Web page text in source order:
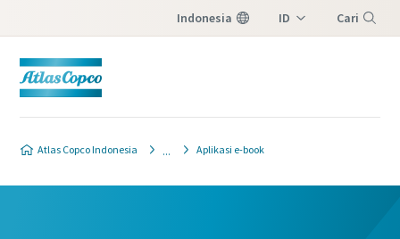
Indonesia ID Cari
Atlas Copco Indonesia Aplikasi e-book